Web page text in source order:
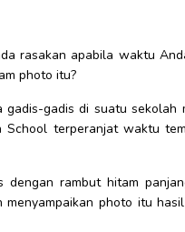
rasakan apabila waktu
photo itu?
gadis di suatu sekolah
terperanjat waktu
dengan rambut hitam
menyampaikan photo itu